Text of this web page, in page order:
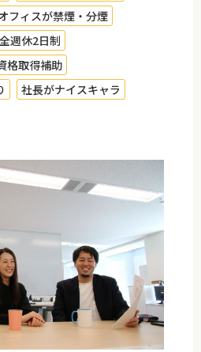
フィスが禁煙・分煙
週休2日制
格取得補助
社長がナイスキャラ